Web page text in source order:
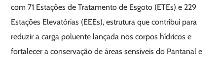
com 71 Estações de Tratamento de Esgoto (ETEs) e 229
Estações Elevatórias (EEEs), estrutura que contribui para
reduzir a carga poluente lançada nos corpos hídricos e
fortalecer a conservação de áreas sensíveis do Pantanal e